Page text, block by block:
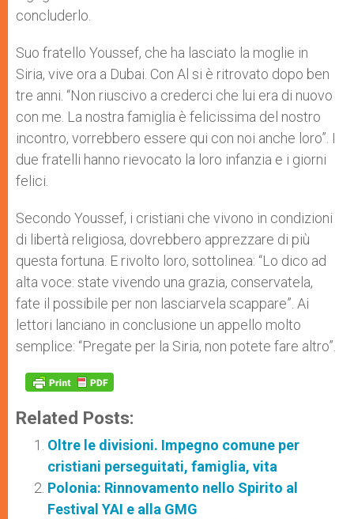
concluderlo.
Suo fratello Youssef, che ha lasciato la moglie in
Siria, vive ora a Dubai. Con Al si è ritrovato dopo ben
tre anni. “Non riuscivo a crederci che lui era di nuovo
con me. La nostra famiglia è felicissima del nostro
incontro, vorrebbero essere qui con noi anche loro”. I
due fratelli hanno rievocato la loro infanzia e i giorni
felici.
Secondo Youssef, i cristiani che vivono in condizioni
di libertà religiosa, dovrebbero apprezzare di più
questa fortuna. E rivolto loro, sottolinea: “Lo dico ad
alta voce: state vivendo una grazia, conservatela,
fate il possibile per non lasciarvela scappare”. Ai
lettori lanciano in conclusione un appello molto
semplice: “Pregate per la Siria, non potete fare altro”.
Related Posts:
Oltre le divisioni. Impegno comune per
cristiani perseguitati, famiglia, vita
Polonia: Rinnovamento nello Spirito al
Festival YAI e alla GMG